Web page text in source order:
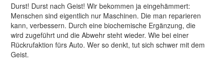
Durst! Durst nach Geist! Wir bekommen ja eingehämmert:
Menschen sind eigentlich nur Maschinen. Die man reparieren
kann, verbessern. Durch eine biochemische Ergänzung, die
wird zugeführt und die Abwehr steht wieder. Wie bei einer
Rückrufaktion fürs Auto. Wer so denkt, tut sich schwer mit dem
Geist.